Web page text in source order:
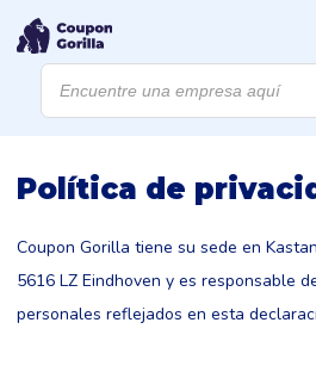
Búsqueda
productos
Política de
Coupon Gorilla tiene su sede en
5616 LZ Eindhoven y es responsable
personales reflejados en esta